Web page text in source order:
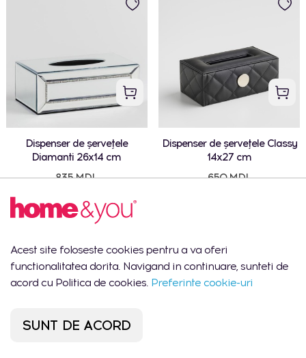
Dispenser de șervețele
Diamanti 26x14 cm
835 MDL
Dispenser de șervețele Classy
14x27 cm
650 MDL
Acest site foloseste cookies pentru a va oferi
functionalitatea dorita. Navigand in continuare, sunteti de
acord cu Politica de cookies. Preferinte cookie-uri
SUNT DE ACORD